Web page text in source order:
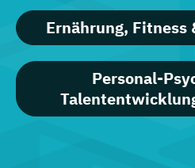
Ernährung, Fitness
Personal-